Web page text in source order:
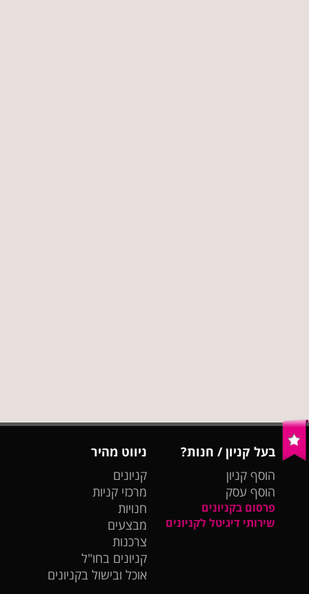
בעל קניון / חנות?
הוסף קניון
הוסף עסק
פרסום בקניונים
שירותי דיגיטל לקניונים
ניווט מהיר
קניונים
מרכזי קניות
חנויות
מבצעים
צרכנות
קניונים בחו"ל
אוכל ובישול בקניונים